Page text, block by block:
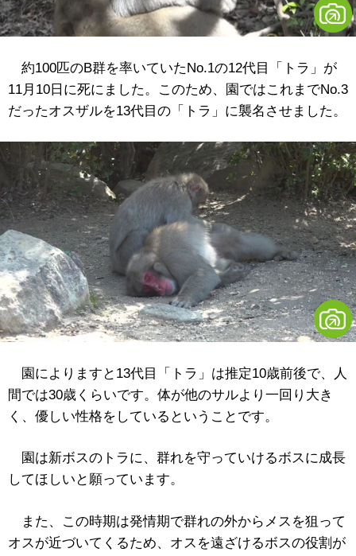
約100匹のB群を率いていたNo.1の12代目「トラ」が
11月10日に死にました。このため、園ではこれまでNo.3
だったオスザルを13代目の「トラ」に襲名させました。
園によりますと13代目「トラ」は推定10歳前後で、人
間では30歳くらいです。体が他のサルより一回り大き
く、優しい性格をしているということです。
園は新ボスのトラに、群れを守っていけるボスに成長
してほしいと願っています。
また、この時期は発情期で群れの外からメスを狙って
オスが近づいてくるため、オスを遠ざけるボスの役割が